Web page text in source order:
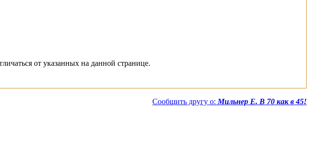
от указанных на данной странице.
Сообщить другу о:Мильнер Е. В 70 как в 45!